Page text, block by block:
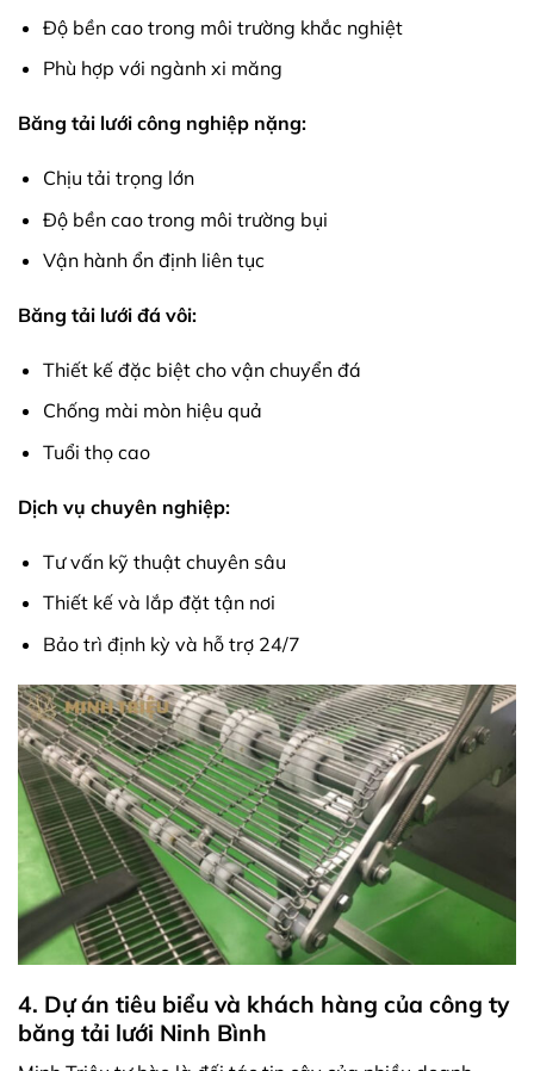
Độ bền cao trong môi trường khắc nghiệt
Phù hợp với ngành xi măng
Băng tải lưới công nghiệp nặng:
Chịu tải trọng lớn
Độ bền cao trong môi trường bụi
Vận hành ổn định liên tục
Băng tải lưới đá vôi:
Thiết kế đặc biệt cho vận chuyển đá
Chống mài mòn hiệu quả
Tuổi thọ cao
Dịch vụ chuyên nghiệp:
Tư vấn kỹ thuật chuyên sâu
Thiết kế và lắp đặt tận nơi
Bảo trì định kỳ và hỗ trợ 24/7
4. Dự án tiêu biểu và khách hàng của công ty
băng tải lưới Ninh Bình